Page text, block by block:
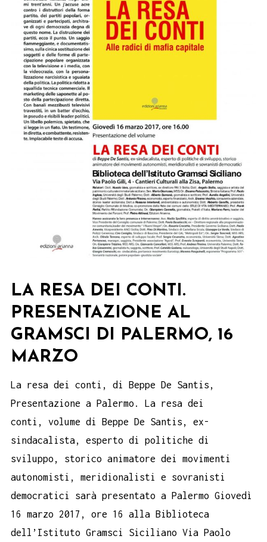
LA RESA DEI CONTI.
PRESENTAZIONE AL
GRAMSCI DI PALERMO, 16
MARZO
La resa dei conti, di Beppe De Santis,
Presentazione a Palermo. La resa dei
conti, volume di Beppe De Santis, ex-
sindacalista, esperto di politiche di
sviluppo, storico animatore dei movimenti
autonomisti, meridionalisti e sovranisti
democratici sarà presentato a Palermo Giovedì
16 marzo 2017, ore 16 alla Biblioteca
dell’Istituto Gramsci Siciliano Via Paolo